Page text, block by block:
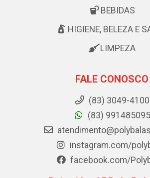
BEBIDAS
HIGIENE, BELEZA E
LIMPEZA
FALE CONOSCO
(83) 3049-4100
(83) 991485095
instagram.com/
facebook.com/